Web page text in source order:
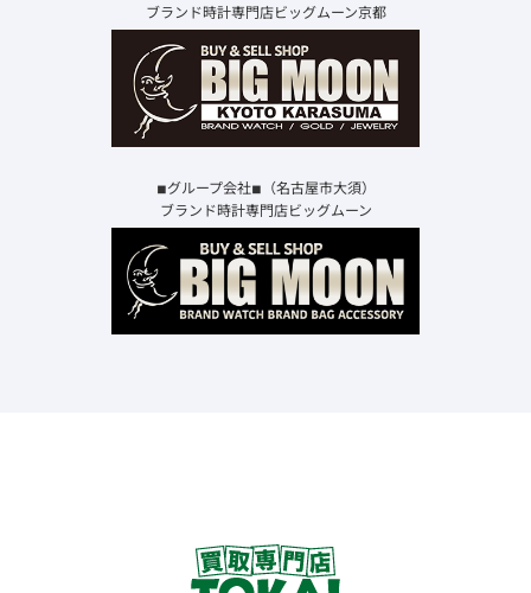
ブランド時計専門店ビッグムーン京都
◾︎グループ会社◾︎（名古屋市大須）
ブランド時計専門店ビッグムーン